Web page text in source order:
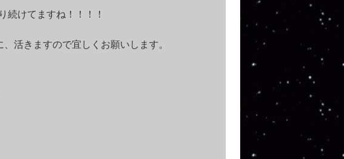
続けてますね！！！！
活きますので宜しくお願いします。